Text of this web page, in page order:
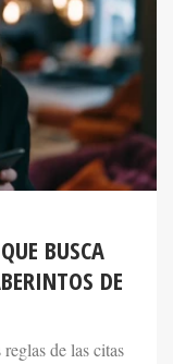
BUSCA
DE
de las citas